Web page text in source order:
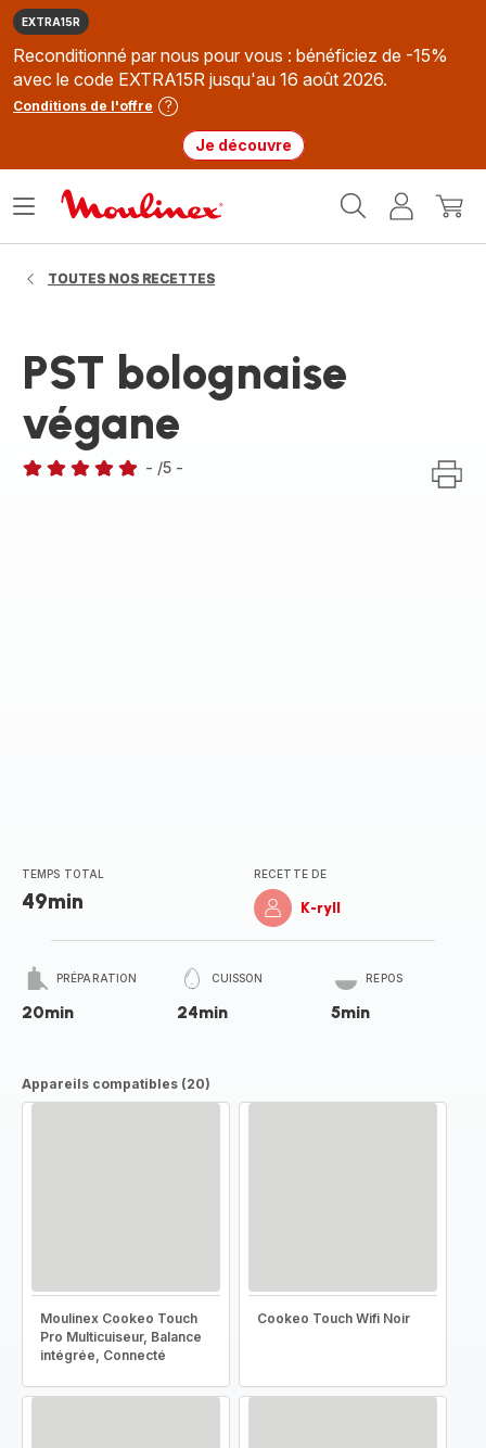
EXTRA15R
Reconditionné par nous pour vous : bénéficiez de -15%
avec le code EXTRA15R jusqu'au 16 août 2026.
Conditions de l'offre
Je découvre
MonMon
Ouvrir
TOUTES NOS RECETTES
PST bolognaise
végane
- /5 -
TEMPS TOTAL
49min
RECETTE DE
K-ryll
PRÉPARATION
20min
CUISSON
24min
REPOS
5min
Appareils compatibles (20)
Moulinex Cookeo Touch
Pro Multicuiseur, Balance
intégrée, Connecté
Cookeo Touch Wifi Noir